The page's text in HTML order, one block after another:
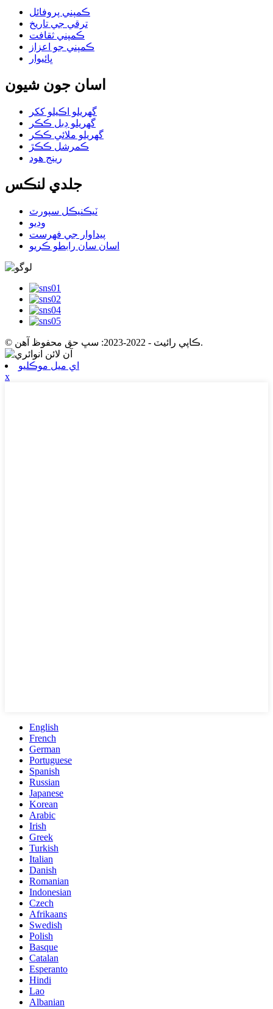
ڪمپني پروفائل
ترقي جي تاريخ
ڪمپني ثقافت
ڪمپني جو اعزاز
ڀائيوار
اسان جون شيون
گهريلو اڪيلو ککر
گھريلو ڊبل ڪڪر
گهريلو ملائي ڪڪر
ڪمرشل ڪڪڙ
رينج هود
جلدي لنڪس
ٽيڪنيڪل سپورٽ
وڊيو
پيداوار جي فهرست
اسان سان رابطو ڪريو
© ڪاپي رائيٽ - 2022-2023: سڀ حق محفوظ آهن.
اي ميل موڪليو
x
English
French
German
Portuguese
Spanish
Russian
Japanese
Korean
Arabic
Irish
Greek
Turkish
Italian
Danish
Romanian
Indonesian
Czech
Afrikaans
Swedish
Polish
Basque
Catalan
Esperanto
Hindi
Lao
Albanian